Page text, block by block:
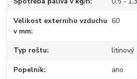
Velikost externího vzduchu
v mm
60
Typ roštu litinový
Popelník ano